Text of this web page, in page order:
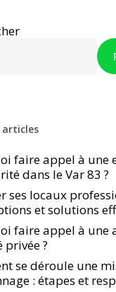
articles
faire appel à une
dans le Var 83 ?
ses locaux
et solutions
faire appel à une
privée ?
se déroule une
: étapes et